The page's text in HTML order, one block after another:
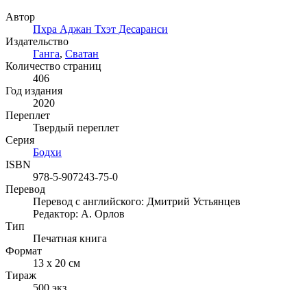
Автор
Пхра Аджан Тхэт Десаранси
Издательство
Ганга, Сватан
Количество страниц
406
Год издания
2020
Переплет
Твердый переплет
Серия
Бодхи
ISBN
978-5-907243-75-0
Перевод
Перевод с английского: Дмитрий Устьянцев
Редактор: А. Орлов
Тип
Печатная книга
Формат
13 x 20 см
Тираж
500 экз.